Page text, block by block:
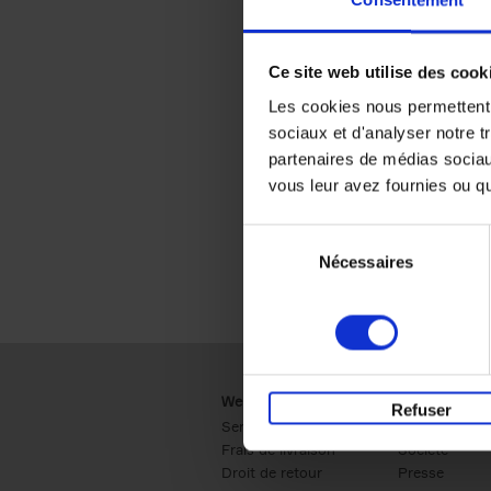
Ce site web utilise des
Les cookies nous
sociaux et d'analyser notre
partenaires de médias
vous leur avez fournies ou
Nécessaires
Refuser
Webshop
Service clients
Frais de livraison
Droit de retour
Business
Ventes
Société
Presse